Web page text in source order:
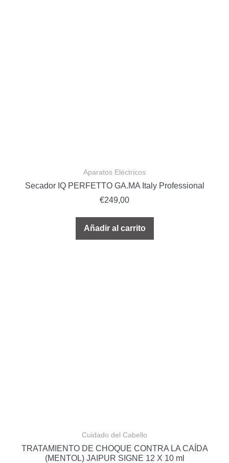
Aparatos Eléctricos
Secador IQ PERFETTO GA.MA Italy Professional
€249,00
Añadir al carrito
Cuidado del Cabello
TRATAMIENTO DE CHOQUE CONTRA LA CAÍDA
(MENTOL) JAIPUR SIGNE 12 X 10 ml